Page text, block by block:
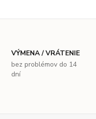
VÝMENA / VRÁTENIE
bez problémov do 14
dní